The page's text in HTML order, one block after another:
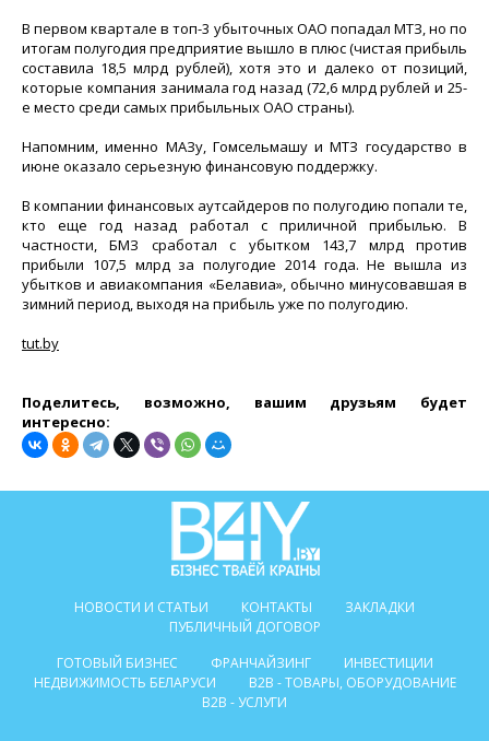
В первом квартале в топ-3 убыточных ОАО попадал МТЗ, но по
итогам полугодия предприятие вышло в плюс (чистая прибыль
составила 18,5 млрд рублей), хотя это и далеко от позиций,
которые компания занимала год назад (72,6 млрд рублей и 25-
е место среди самых прибыльных ОАО страны).
Напомним, именно МАЗу, Гомсельмашу и МТЗ государство в
июне оказало серьезную финансовую поддержку.
В компании финансовых аутсайдеров по полугодию попали те,
кто еще год назад работал с приличной прибылью. В
частности, БМЗ сработал с убытком 143,7 млрд против
прибыли 107,5 млрд за полугодие 2014 года. Не вышла из
убытков и авиакомпания «Белавиа», обычно минусовавшая в
зимний период, выходя на прибыль уже по полугодию.
tut.by
Поделитесь, возможно, вашим друзьям будет
интересно:
НОВОСТИ И СТАТЬИ КОНТАКТЫ
ЗАКЛАДКИ
ПУБЛИЧНЫЙ ДОГОВОР
ГОТОВЫЙ БИЗНЕС
ФРАНЧАЙЗИНГ
ИНВЕСТИЦИИ
НЕДВИЖИМОСТЬ БЕЛАРУСИ
B2B - ТОВАРЫ, ОБОРУДОВАНИЕ
B2B - УСЛУГИ